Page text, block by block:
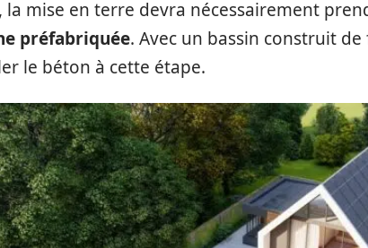
la mise en terre devra nécessairement
préfabriquée. Avec un bassin construit
le béton à cette étape.